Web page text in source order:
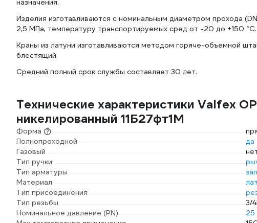
назначения.
Изделия изготавливаются c номинальным диаметром прохода
2,5 МПa, температуру транспортируемых сред от -20 до +150 °C.
Краны из латуни изготавливаются методом горяче-объемной
блестящий.
Средний полный срок службы составляет 30 лет.
Технические характеристики Valfex
никелированный 11Б27фт1М
Форма
Полнопроходной
да
Газовый
Тип ручки
Тип арматуры
Материал
Тип присоединения
Тип резьбы
3/
Номинальное давление (PN)
25